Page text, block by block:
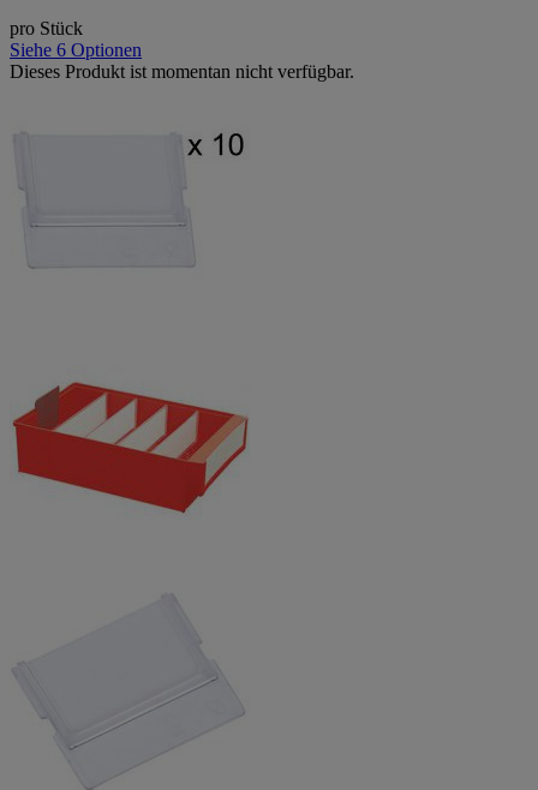
pro Stück
Siehe 6 Optionen
Dieses Produkt ist momentan nicht verfügbar.